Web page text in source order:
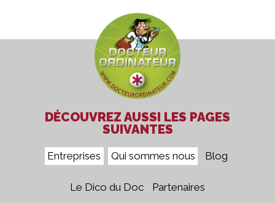
DÉCOUVREZ AUSSI LES PAGES
SUIVANTES
Entreprises Qui sommes nous Blog
Le Dico du Doc Partenaires